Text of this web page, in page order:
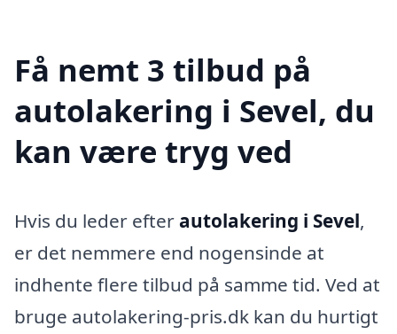
Få nemt 3 tilbud på
autolakering i Sevel, du
kan være tryg ved
Hvis du leder efter autolakering i Sevel,
er det nemmere end nogensinde at
indhente flere tilbud på samme tid. Ved at
bruge autolakering-pris.dk kan du hurtigt